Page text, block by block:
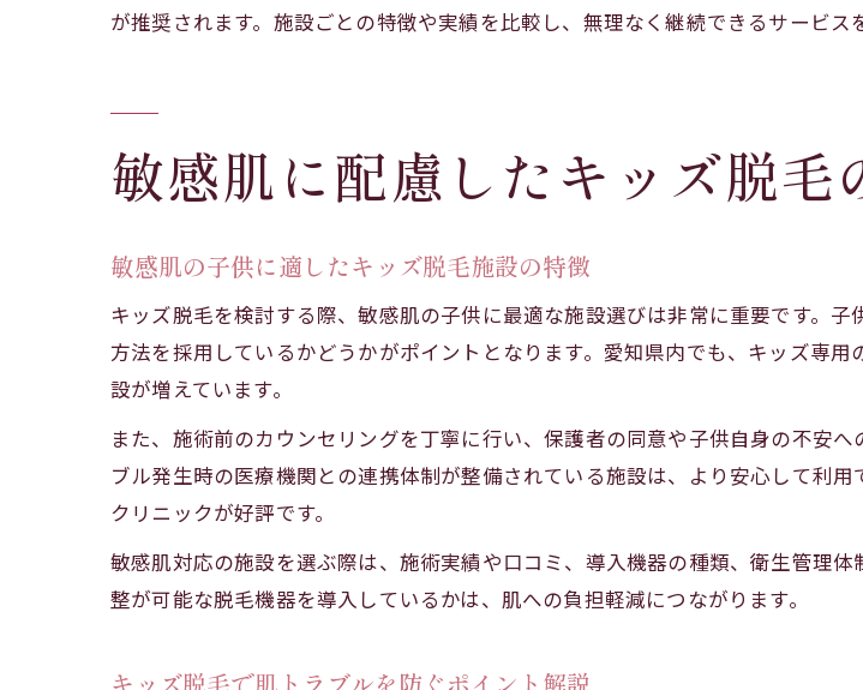
が推奨されます。施設ごとの特徴や実績を比較し、無理なく継続できるサービス
敏感肌に配慮したキッズ脱毛
敏感肌の子供に適したキッズ脱毛施設の特徴
キッズ脱毛を検討する際、敏感肌の子供に最適な施設選びは非常に重要です。
方法を採用しているかどうかがポイントとなります。愛知県内でも、キッズ専
設が増えています。
また、施術前のカウンセリングを丁寧に行い、保護者の同意や子供自身の不安
ブル発生時の医療機関との連携体制が整備されている施設は、より安心して利
クリニックが好評です。
敏感肌対応の施設を選ぶ際は、施術実績や口コミ、導入機器の種類、衛生管理
整が可能な脱毛機器を導入しているかは、肌への負担軽減につながります。